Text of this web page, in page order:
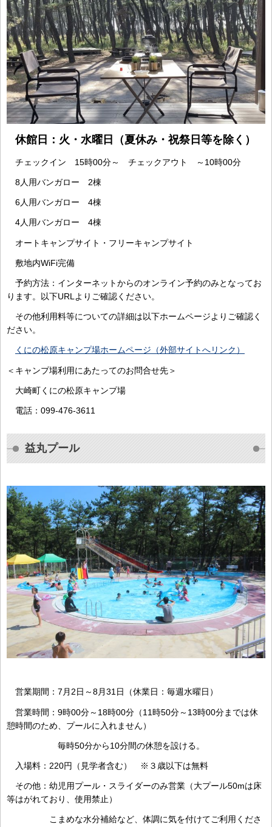
休館日：火・水曜日（夏休み・祝祭日等を除く）
チェックイン 15時00分～ チェックアウト ～10時00分
8人用バンガロー 2棟
6人用バンガロー 4棟
4人用バンガロー 4棟
オートキャンプサイト・フリーキャンプサイト
敷地内WiFi完備
予約方法：インターネットからのオンライン予約のみとなってお
ります。以下URLよりご確認ください。
その他利用料等についての詳細は以下ホームページよりご確認く
ださい。
くにの松原キャンプ場ホームページ（外部サイトへリンク）
＜キャンプ場利用にあたってのお問合せ先＞
大崎町くにの松原キャンプ場
電話：099-476-3611
益丸プール
営業期間：7月2日～8月31日（休業日：毎週水曜日）
営業時間：9時00分～18時00分（11時50分～13時00分までは休
憩時間のため、プールに入れません）
毎時50分から10分間の休憩を設ける。
入場料：220円（見学者含む） ※３歳以下は無料
その他：幼児用プール・スライダーのみ営業（大プール50mは床
等はがれており、使用禁止）
こまめな水分補給など、体調に気を付けてご利用くださ